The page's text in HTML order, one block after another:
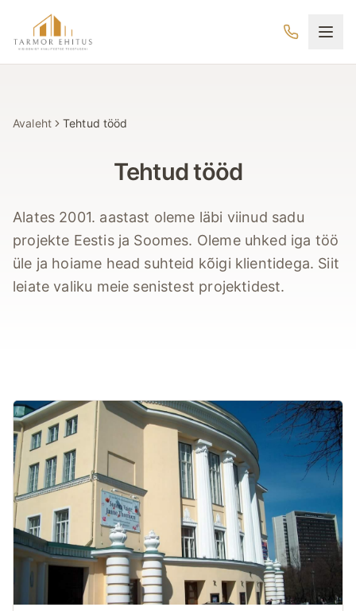
Hüppa põhisisu juurde
Tarmor Ehitus
Avaleht Tehtud tööd
Tehtud tööd
Alates 2001. aastast oleme läbi viinud sadu
projekte Eestis ja Soomes. Oleme uhked iga töö
üle ja hoiame head suhteid kõigi klientidega. Siit
leiate valiku meie senistest projektidest.